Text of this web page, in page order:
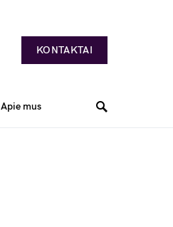
KONTAKTAI
Apie mus